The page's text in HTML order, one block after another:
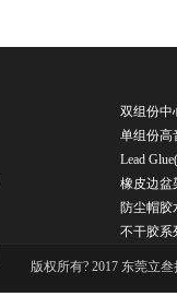
双组份中
单组份高
Lead
橡皮边盆
防尘帽胶
不干胶系
版权所有? 2017 东莞立